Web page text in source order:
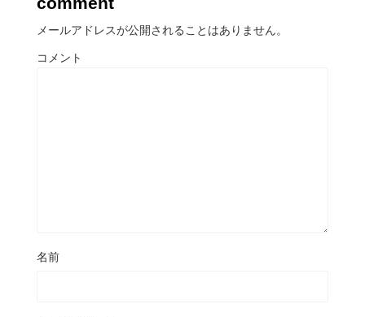
メールアドレスが公開されることはありません。
コメント
名前